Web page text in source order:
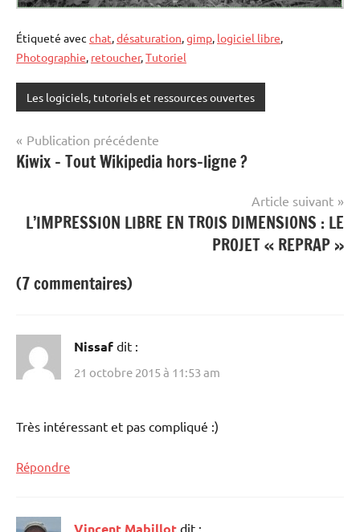
Étiqueté avec chat,désaturation,gimp, logiciel libre,
Photographie, retoucher,Tutoriel
Les logiciels, tutoriels et ressources ouvertes
Navigation
de
Publication précédente
Kiwix – Tout Wikipedia hors-ligne ?
Article suivant
L’IMPRESSION LIBRE EN TROIS DIMENSIONS : LE
PROJET « REPRAP »
(7 commentaires)
Nissaf dit :
21 octobre 2015 à 11:53 am
Très intéressant et pas compliqué :)
Répondre
Vincent Mabillot dit :